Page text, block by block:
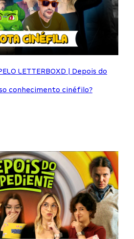
LETTERBOXD | Depois do
conhecimento cinéfilo?